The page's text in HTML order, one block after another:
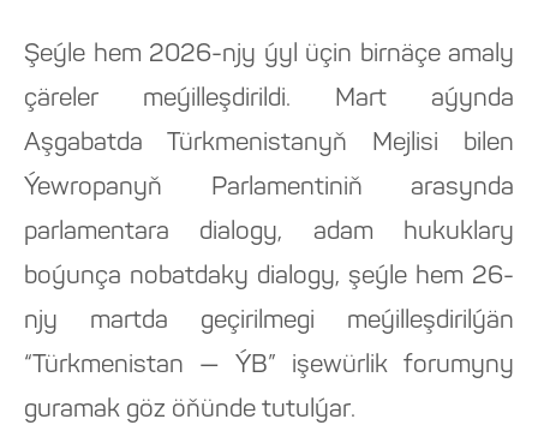
Şeýle hem 2026-njy ýyl üçin birnäçe amaly
çäreler meýilleşdirildi. Mart aýynda
Aşgabatda Türkmenistanyň Mejlisi bilen
Ýewropanyň Parlamentiniň arasynda
parlamentara dialogy, adam hukuklary
boýunça nobatdaky dialogy, şeýle hem 26-
njy martda geçirilmegi meýilleşdirilýän
“Türkmenistan — ÝB” işewürlik forumyny
guramak göz öňünde tutulýar.